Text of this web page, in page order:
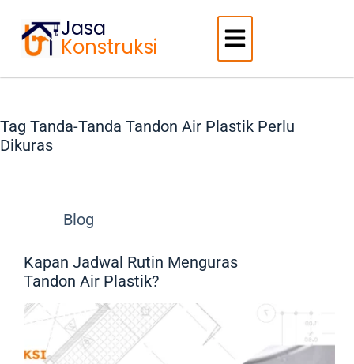
Jasa
Konstruksi
Tag Tanda-Tanda Tandon Air Plastik Perlu
Dikuras
Blog
Kapan Jadwal Rutin Menguras
Tandon Air Plastik?